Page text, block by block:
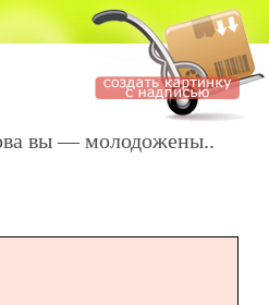
вы — молодожены..